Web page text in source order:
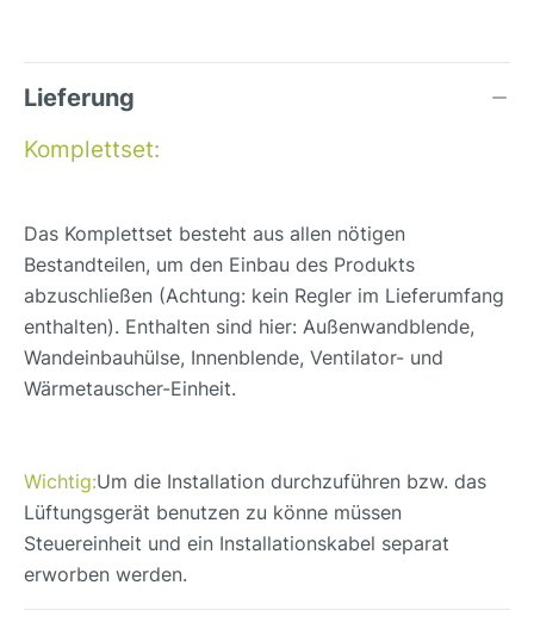
Lieferung
Komplettset:
Das Komplettset besteht aus allen nötigen
Bestandteilen, um den Einbau des Produkts
abzuschließen (Achtung: kein Regler im Lieferumfang
enthalten). Enthalten sind hier: Außenwandblende,
Wandeinbauhülse, Innenblende, Ventilator- und
Wärmetauscher-Einheit.
Wichtig:Um die Installation durchzuführen bzw. das
Lüftungsgerät benutzen zu könne müssen
Steuereinheit und ein Installationskabel separat
erworben werden.